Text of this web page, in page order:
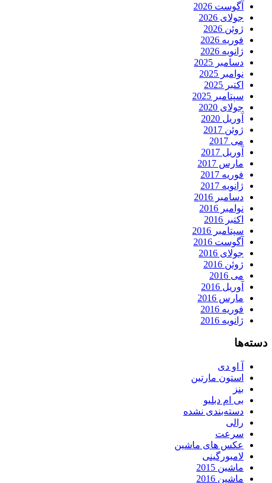
آگوست 2026
جولای 2026
ژوئن 2026
فوریه 2026
ژانویه 2026
دسامبر 2025
نوامبر 2025
اکتبر 2025
سپتامبر 2025
جولای 2020
آوریل 2020
ژوئن 2017
می 2017
آوریل 2017
مارس 2017
فوریه 2017
ژانویه 2017
دسامبر 2016
نوامبر 2016
اکتبر 2016
سپتامبر 2016
آگوست 2016
جولای 2016
ژوئن 2016
می 2016
آوریل 2016
مارس 2016
فوریه 2016
ژانویه 2016
دسته‌ها
آ او دی
استون مارتین
بنز
بی ام دبلیو
دسته‌بندی نشده
رالی
سرعت
عکس های ماشین
لامبورگینی
ماشین 2015
ماشین 2016